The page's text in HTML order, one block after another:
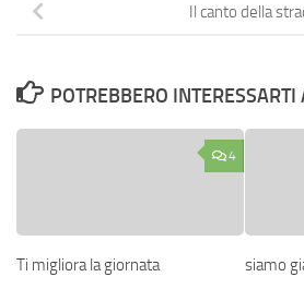
Il canto della
POTREBBERO INTERESSARTI
4
Ti migliora la giornata siamo